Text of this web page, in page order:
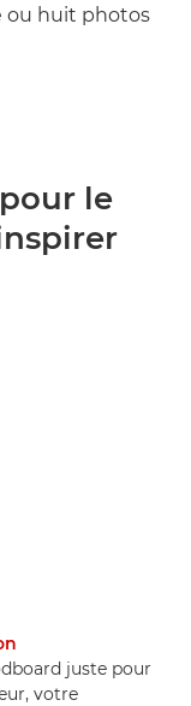
ou huit photos
le
juste pour
votre